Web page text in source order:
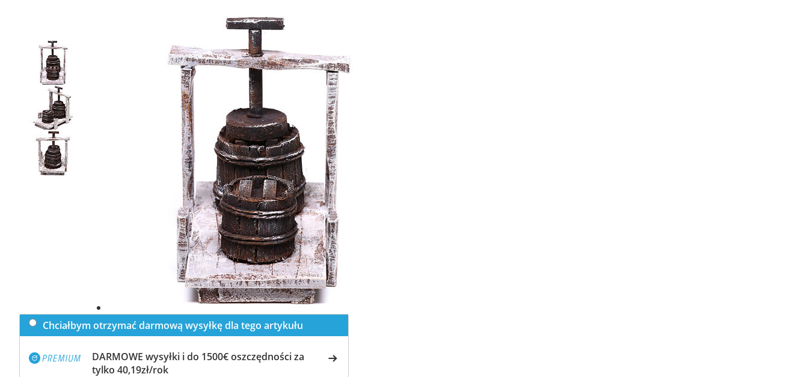
Chciałbym otrzymać darmową wysyłkę dla tego artykułu
DARMOWE wysyłki i do 1500€ oszczędności za
tylko 40,19zł/rok